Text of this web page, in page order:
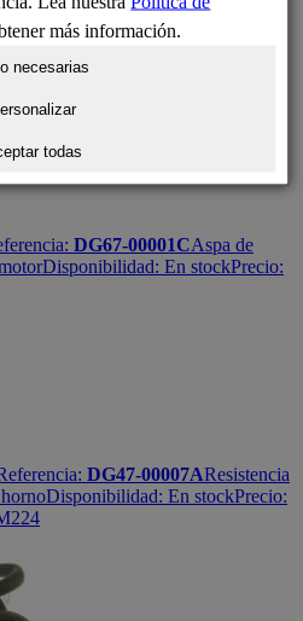
Referencia:DG75-01061D
de horno Disponibilidad:
DG67-00001CAspa de
Disponibilidad: En stockPrecio:
DG47-00007AResistencia
Disponibilidad: En stockPrecio:
más información.
necesarias
todas